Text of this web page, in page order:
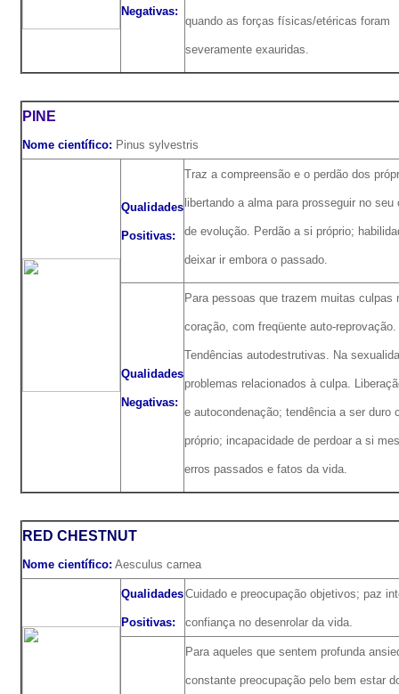
Negativas:
quando as forças físicas/etéricas foram
severamente exauridas.
PINE
Nome científico: Pinus sylvestris
Qualidades
Positivas:
Traz a compreensão e o perdão dos
libertando a alma para prosseguir no seu
de evolução. Perdão a si próprio;
deixar ir embora o passado.
Qualidades
Negativas:
Para pessoas que trazem muitas culpas
coração, com freqüente auto-reprovação.
Tendências autodestrutivas. Na
problemas relacionados à culpa.
e autocondenação; tendência a ser duro
próprio; incapacidade de perdoar a si
erros passados e fatos da vida.
RED CHESTNUT
Nome científico: Aesculus carnea
Qualidades
Positivas:
Cuidado e preocupação objetivos; paz
confiança no desenrolar da vida.
Para aqueles que sentem profunda
constante preocupação pelo bem estar